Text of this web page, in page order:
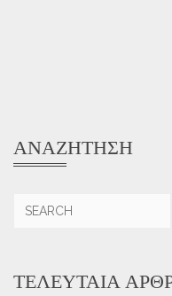
ΑΝΑΖΉΤΗΣΗ
ΤΕΛΕΥΤΑΊΑ